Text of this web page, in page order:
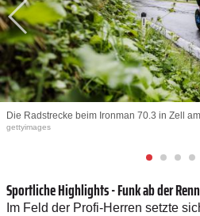
Die Radstrecke beim Ironman 70.3 in Zell
gettyimages
Sportliche Highlights - Funk ab der
Im Feld der Profi-Herren setzte